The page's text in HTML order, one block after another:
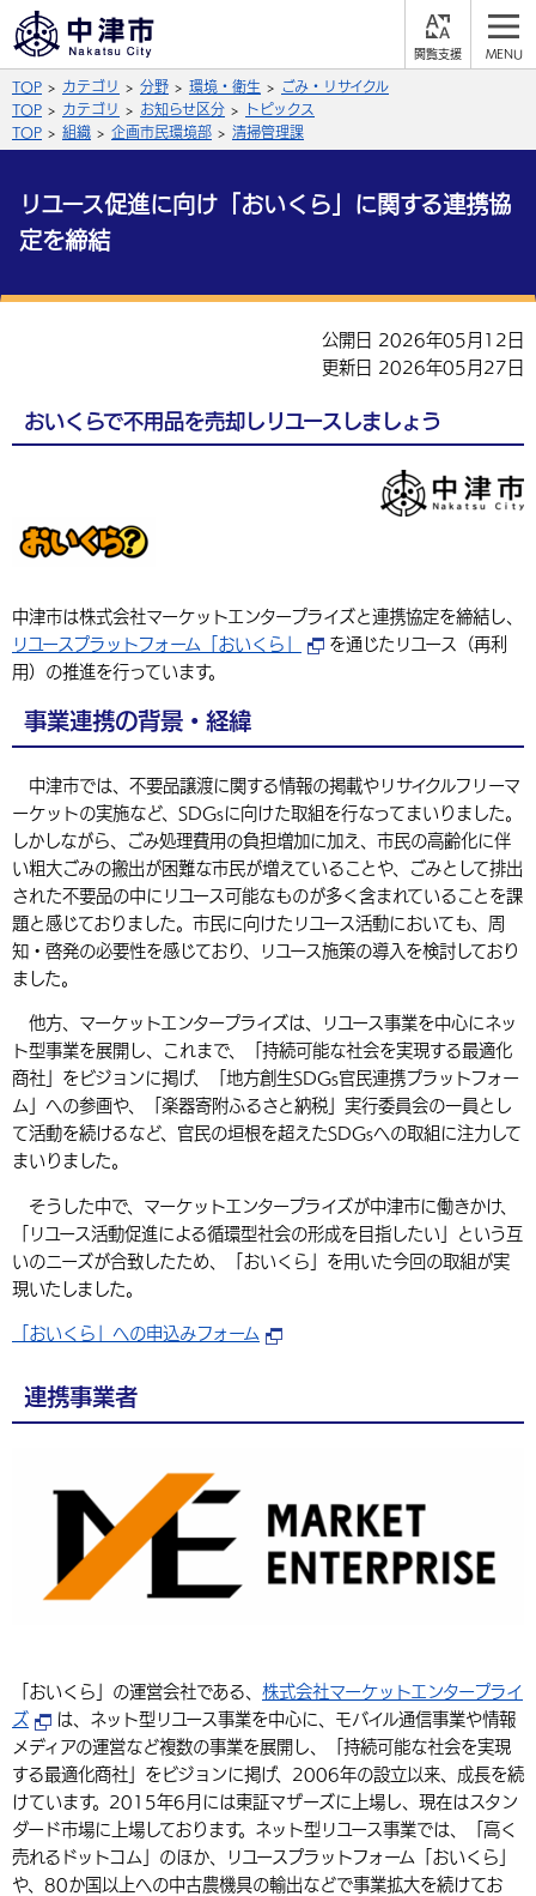
やさしい日本語
ふりがなをつける
よみあげる
黒
文字の大きさ
拡大 標準
英語（English）
組織案内
公式SNS
Facebook
サイト内検索
届出・登録・証明 保険・年金
住宅・インフラ
環境・衛生
選挙 外国人の方向け情報
事業者の方へ
子どもを預ける
相談・支援・情報 計画・施策
観光・移住
遊ぶ・体験する グルメ・食べる
買う・おみやげ
移住・定住
中津市について 市役所の紹介
地方創生・地域活性化
行政・計画
TOP カテゴリ 分野 環境・衛生
ごみ・リサイクル
TOP
カテゴリ お知らせ区分
トピックス
TOP
組織 企画市民環境部 清掃管理課
リユース促進に向け「おいくら」に関する連携協
定を締結
公開日 2026年05月12日
更新日 2026年05月27日
おいくらで不用品を売却しリユースしましょう
中津市は株式会社マーケットエンタープライズと連携協定を締結し、
リユースプラットフォーム「おいくら」
を通じたリユース（再利
用）の推進を行っています。
事業連携の背景・経緯
中津市では、不要品譲渡に関する情報の掲載やリサイクルフリーマ
ーケットの実施など、SDGsに向けた取組を行なってまいりました。
しかしながら、ごみ処理費用の負担増加に加え、市民の高齢化に伴
い粗大ごみの搬出が困難な市民が増えていることや、ごみとして排出
された不要品の中にリユース可能なものが多く含まれていることを課
題と感じておりました。市民に向けたリユース活動においても、周
知・啓発の必要性を感じており、リユース施策の導入を検討しており
ました。
他方、マーケットエンタープライズは、リユース事業を中心にネッ
ト型事業を展開し、これまで、「持続可能な社会を実現する最適化
商社」をビジョンに掲げ、「地方創生SDGs官民連携プラットフォー
ム」への参画や、「楽器寄附ふるさと納税」実行委員会の一員とし
て活動を続けるなど、官民の垣根を超えたSDGsへの取組に注力して
まいりました。
そうした中で、マーケットエンタープライズが中津市に働きかけ、
「リユース活動促進による循環型社会の形成を目指したい」という互
いのニーズが合致したため、「おいくら」を用いた今回の取組が実
現いたしました。
「おいくら」への申込みフォーム
連携事業者
「おいくら」の運営会社である、 株式会社マーケットエンタープライ
ズ
は、ネット型リユース事業を中心に、モバイル通信事業や情報
メディアの運営など複数の事業を展開し、「持続可能な社会を実現
する最適化商社」をビジョンに掲げ、2006年の設立以来、成長を続
けています。2015年6月には東証マザーズに上場し、現在はスタン
ダード市場に上場しております。ネット型リユース事業では、「高く
売れるドットコム」のほか、リユースプラットフォーム「おいくら」
や、80か国以上への中古農機具の輸出などで事業拡大を続けてお